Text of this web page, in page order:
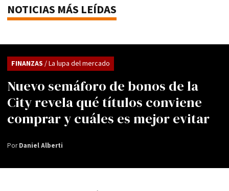
NOTICIAS MÁS LEÍDAS
Nuevo semáforo de bonos de la
City revela qué títulos conviene
comprar y cuáles es mejor evitar
FINANZAS / La lupa del mercado
PorDaniel Alberti